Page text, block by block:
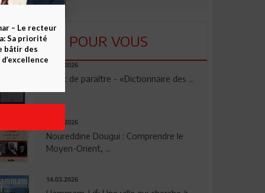
LU POUR VOUS
23.04.2026
Vient de paraître - «Dictionnaire des ...
17.03.2026
Noureddine Dougui : Comprendre le
Moyen-Orient, ...
14.03.2026
– Le recteur
Sa priorité
bâtir des